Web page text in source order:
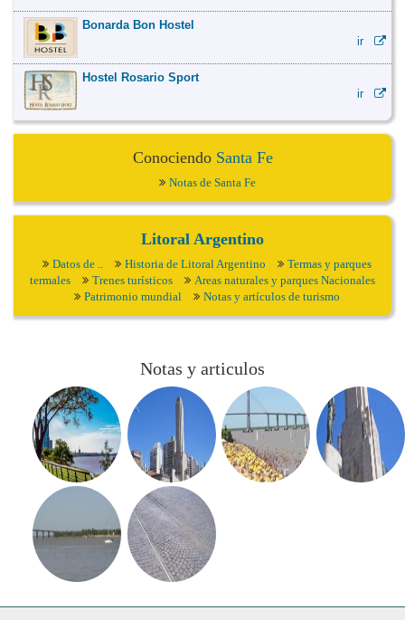
Bonarda Bon Hostel
ir
Hostel Rosario Sport
ir
Conociendo Santa Fe
Notas de Santa Fe
Litoral Argentino
Datos de .. Historia de Litoral Argentino
Termas y parques
termales
Trenes turísticos
Areas naturales y parques Nacionales
Patrimonio mundial
Notas y artículos de turismo
Notas y articulos